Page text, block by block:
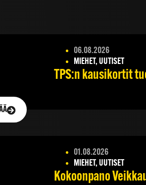
06.08.2026
MIEHET, UUTISET
TPS:n kausikortit
01.08.2026
MIEHET, UUTISET
Kokoonpano